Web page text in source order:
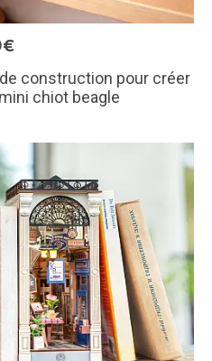
construction pour créer
chiot beagle